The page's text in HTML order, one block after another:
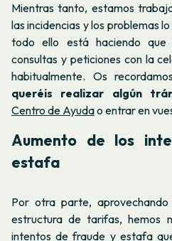
Mientras tanto, estamos
las incidencias y los problemas
todo ello está haciendo
consultas y peticiones con la
habitualmente. Os
queréis realizar algún
Centro de Ayudao entrar en
Aumento de los
estafa
Por otra parte,
estructura de tarifas, hemos
intentos defraude y estafa